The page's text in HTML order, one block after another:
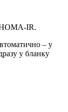
– у
у бланку